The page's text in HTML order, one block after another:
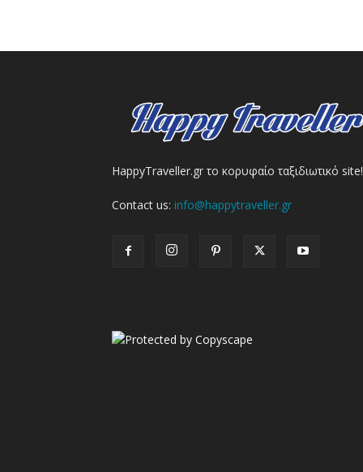
HappyTraveller.gr το κορυφαίο ταξιδιωτικό site!
Contact us: info@happytraveller.gr